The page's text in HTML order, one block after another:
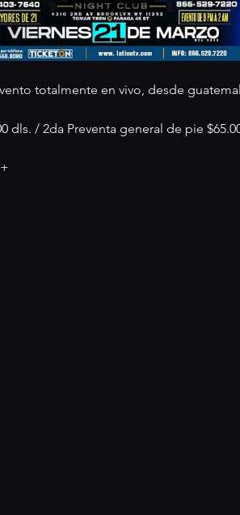
totalmente en vivo, desde
dls. / 2da Preventa general de pie